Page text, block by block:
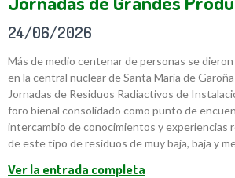
24/06/2026
Más de medio centenar de personas se dieron
en la central nuclear de Santa María de
Jornadas de Residuos Radiactivos de
foro bienal consolidado como punto de
intercambio de conocimientos y experiencias
de este tipo de residuos de muy baja, baja y
Ver la entrada completa